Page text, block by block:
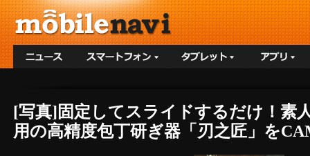
[写真]固定してスライドするだけ！
用の高精度包丁研ぎ器「刃之匠」を